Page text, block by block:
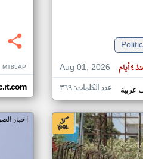
Aug 01, 2026
٤ أيام
عربية عدد الكلمات: ٣٦٩
MT85AP
اخبار